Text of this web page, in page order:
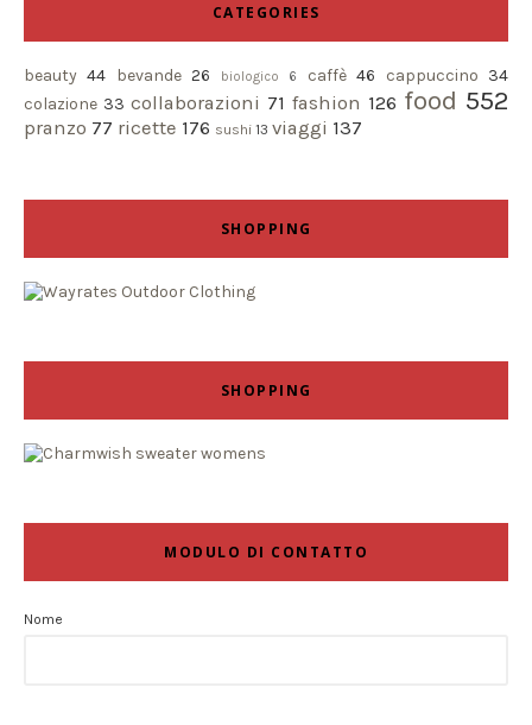
CATEGORIES
beauty 44 bevande 26 biologico 6 caffè 46 cappuccino 34
colazione 33 collaborazioni 71 fashion 126 food 552
pranzo 77 ricette 176 sushi 13 viaggi 137
SHOPPING
SHOPPING
MODULO DI CONTATTO
Nome